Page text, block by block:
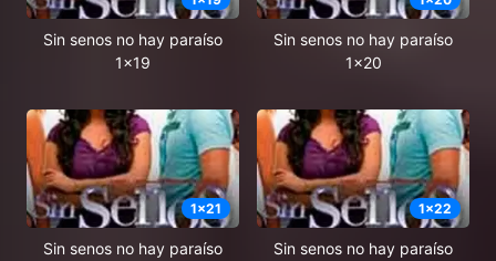
Sin senos no hay paraíso
1x19
Sin senos no hay paraíso
1x20
1x21
Sin senos no hay paraíso
1x22
Sin senos no hay paraíso